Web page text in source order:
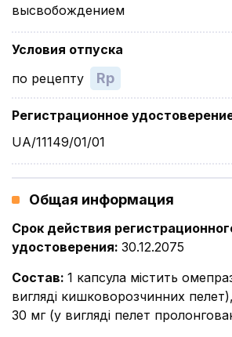
высвобождением
Условия отпуска
по рецепту
Rp
Регистрационное
UA/11149/01/01
Общая информация
Срок действия
удостоверения: 30.12.2075
Состав: 1 капсула містить
вигляді кишковорозчинних
30 мг (у вигляді пелет